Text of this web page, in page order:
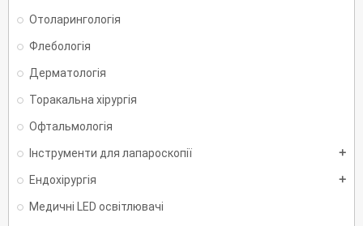
Отоларингологія
Флебологія
Дерматологія
Торакальна хірургія
Офтальмологія
Інструменти для лапароскопії add
Ендохірургія add
Медичні LED освітлювачі